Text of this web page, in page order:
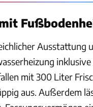
Ausstattung
mit 300 Liter
aus. Außerdem